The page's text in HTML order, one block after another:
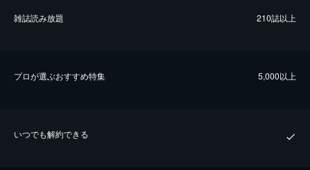
雑誌読み放題 210誌以上
プロが選ぶおすすめ特集 5,000以上
いつでも解約できる